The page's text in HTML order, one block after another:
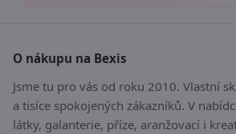
O nákupu na Bexis
Jsme tu pro vás od roku 2010. Vlastní
a tisíce spokojených zákazníků. V
látky, galanterie, příze, aranžovací i